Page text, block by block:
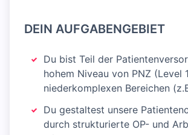
DEIN AUFGABENGEBIET
Du bist Teil der
hohem Niveau von PNZ (Level
niederkomplexen Bereichen
Du gestaltest unsere
durch strukturierte OP- und